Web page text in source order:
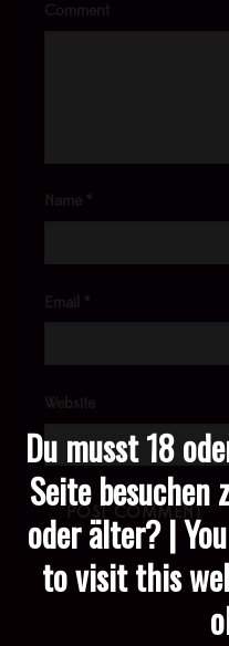
Du musst 18
Seite besuchen
oder älter? |
to visit this
Comment
Name *
Email *
Website